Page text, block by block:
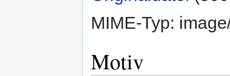
MIME-Typ:
Motiv